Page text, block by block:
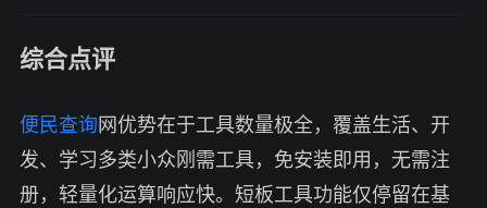
综合点评
便民查询网优势在于工具数量极全，覆盖生活、开
发、学习多类小众刚需工具，免安装即用，无需注
册，轻量化运算响应快。短板工具功能仅停留在基